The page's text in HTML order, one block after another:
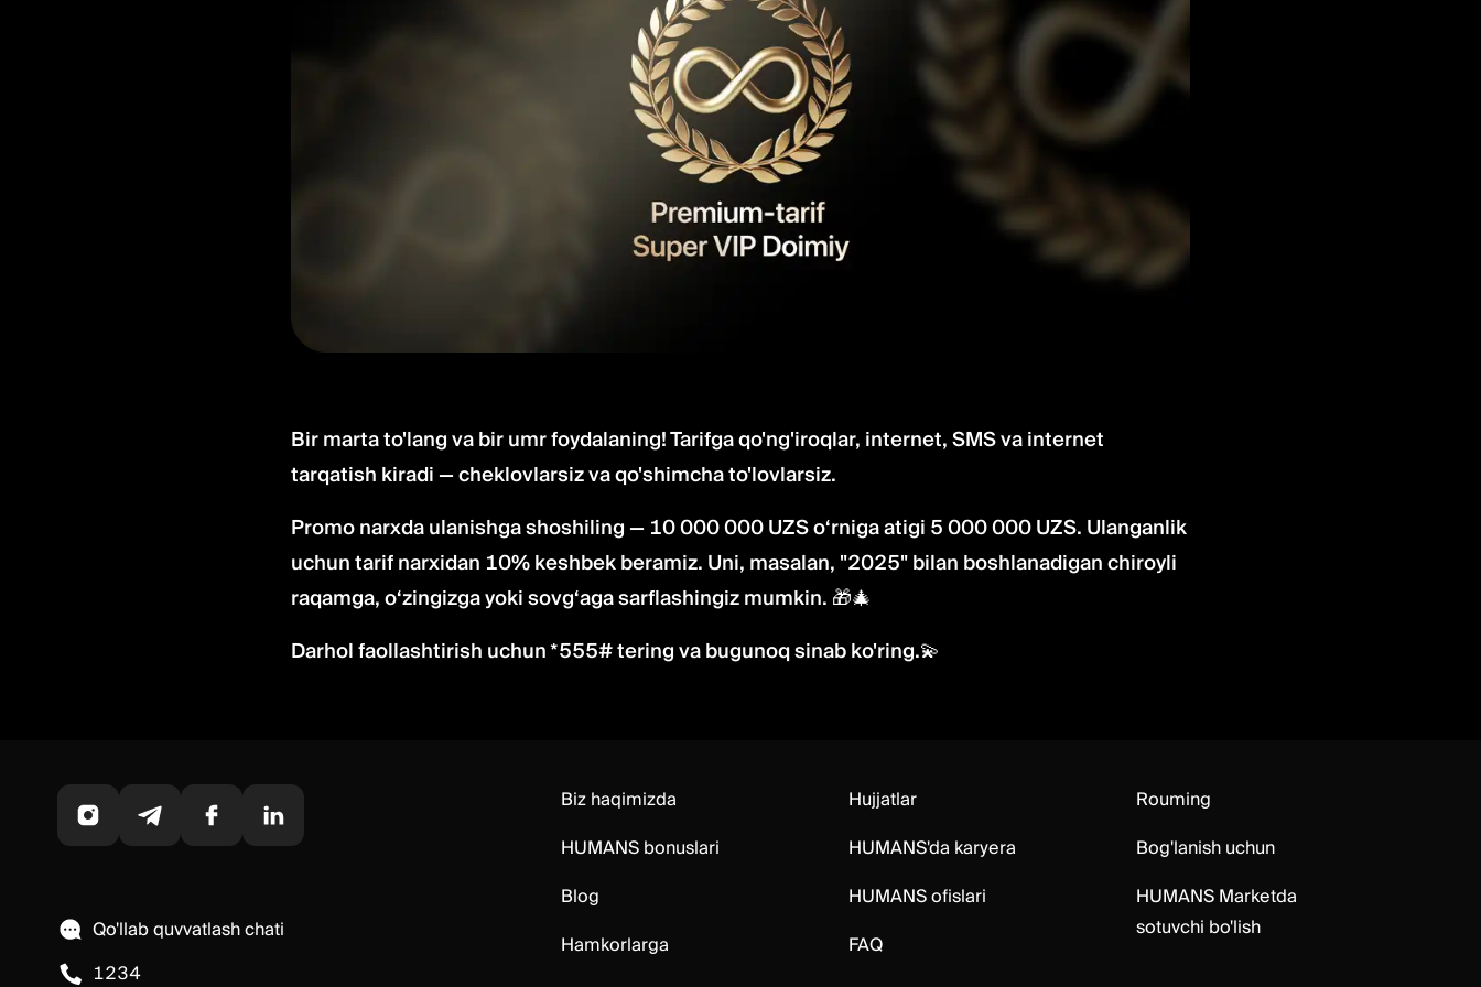
Bir marta to'lang va bir umr foydalaning! Tarifga qo'ng'iroqlar, internet, SMS va internet
tarqatish kiradi — cheklovlarsiz va qo'shimcha to'lovlarsiz.
Promo narxda ulanishga shoshiling — 10 000 000 UZS o‘rniga atigi 5 000 000 UZS. Ulanganlik
uchun tarif narxidan 10% keshbek beramiz. Uni, masalan, "2025" bilan boshlanadigan chiroyli
raqamga, o‘zingizga yoki sovg‘aga sarflashingiz mumkin. 🎁🎄
Darhol faollashtirish uchun *555# tering va bugunoq sinab ko'ring.💫
Qo'llab quvvatlash chati
1234
Biz haqimizda
HUMANS bonuslari
Blog
Hamkorlarga
Hujjatlar
HUMANS'da karyera
HUMANS ofislari
FAQ
Rouming
Bog'lanish uchun
HUMANS Marketda
sotuvchi bo'lish